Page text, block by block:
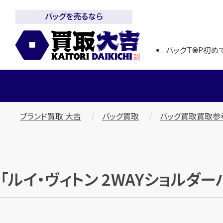
バッグを売るなら
バッグTOP初め
ブランド買取 大吉 バッグ買取 バッグ買取買取
「ルイ・ヴィトン 2WAYショル